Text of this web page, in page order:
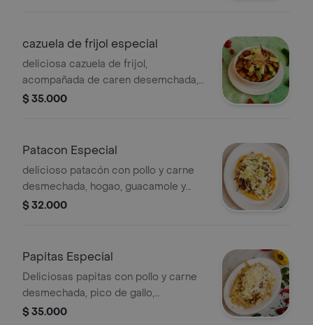
cazuela de frijol especial
deliciosa cazuela de frijol,
acompañada de caren desemchada,
chicharron, maduro, chorizo,
$ 35.000
Patacon Especial
delicioso patacón con pollo y carne
desmechada, hogao, guacamole y
queso rallado, guacamole y sour
$ 32.000
Papitas Especial
Deliciosas papitas con pollo y carne
desmechada, pico de gallo,
guacamole, sour cream y queso
$ 35.000